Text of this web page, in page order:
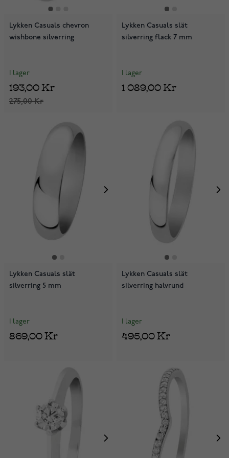
Lykken Casuals chevron
wishbone silverring
I lager
275,00 Kr
193,00 Kr
Lykken Casuals slät
silverring flack 7 mm
I lager
1 089,00 Kr
Lykken Casuals slät
silverring 5 mm
I lager
869,00 Kr
Lykken Casuals slät
silverring halvrund
I lager
495,00 Kr